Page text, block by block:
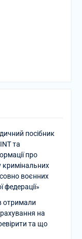
посібник
та
про
кримінальних
воєнних
федерації»
отримали
на
та що